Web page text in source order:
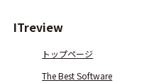
ITreview
トップページ
The Best Software